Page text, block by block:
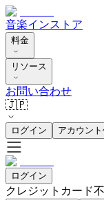
音楽インストア
料金
リソース
お問い合わせ
🇯🇵
ログイン アカウン
ログイン
クレジットカード